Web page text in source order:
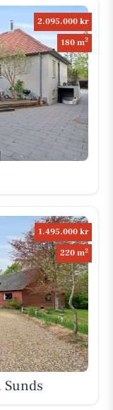
2.095.000 kr
180 m2
1.495.000 kr
220 m2